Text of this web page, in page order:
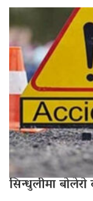
सिन्धुलीमा